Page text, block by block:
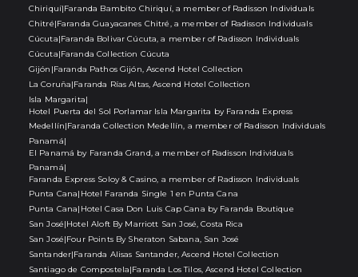
Chiriquí|Faranda Bambito Chiriquí, a member of Radisson Individuals
Chitré|Faranda Guayacanes Chitré, a member of Radisson Individuals
Cúcuta|Faranda Bolivar Cúcuta, a member of Radisson Individuals
Cúcuta|Faranda Collection Cúcuta
Gijón |Faranda Pathos Gijón, Ascend Hotel Collection
La Coruña|Faranda Rías Altas, Ascend Hotel Collection
Isla Margarita|
Hotel Puerta del Sol Porlamar Isla Margarita by Faranda Express
Medellín|Faranda Collection Medellín, a member of Radisson Individuals
Panamá|
El Panamá by Faranda Grand, a member of Radisson Individuals
Panamá|
Faranda Express Soloy & Casino, a member of Radisson Individuals
Punta Cana| Hotel Faranda Single 1 en Punta Cana
Punta Cana| Hotel Casa Don Luis Cap Cana by Faranda Boutique
San José|Hotel Aloft By Marriott San José, Costa Rica
San José|Four Points By Sheraton Sabana, San José
Santander|Faranda Alisas Santander, Ascend Hotel Collection
Santiago de Compostela|Faranda Los Tilos, Ascend Hotel Collection